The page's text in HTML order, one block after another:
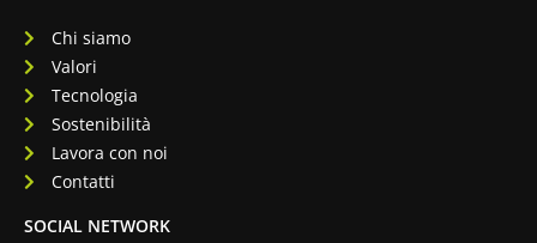
Chi siamo
Valori
Tecnologia
Sostenibilità
Lavora con noi
Contatti
SOCIAL NETWORK